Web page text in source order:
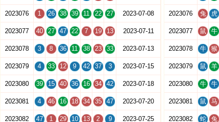
2023076 1 26 38 39 11 22 27 2023-07-08
2023077 40 27 47 22 7 19 13 2023-07-11
2023078 3 8 36 11 38 23 33 2023-07-13
2023079 4 33 12 9 42 37 3 2023-07-15
2023080 39 15 40 36 16 34 42 2023-07-18
2023081 4 46 16 18 34 35 47 2023-07-20
2023082 47 1 29 10 13 2 9 2023-07-25
2023076 兔 虎
2023077 鼠 牛
2023078 牛 猴
2023079 鼠 羊
2023080 牛 牛
2023081 鼠 马
2023082 蛇 兔